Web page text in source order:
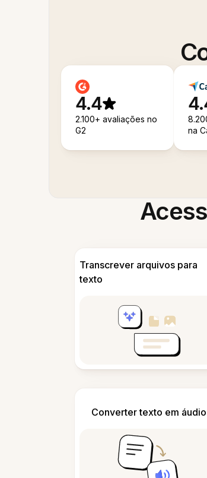
4.4
2.100+ avaliações no
G2
na
Transcrever arquivos para
texto
Converter texto em áudio